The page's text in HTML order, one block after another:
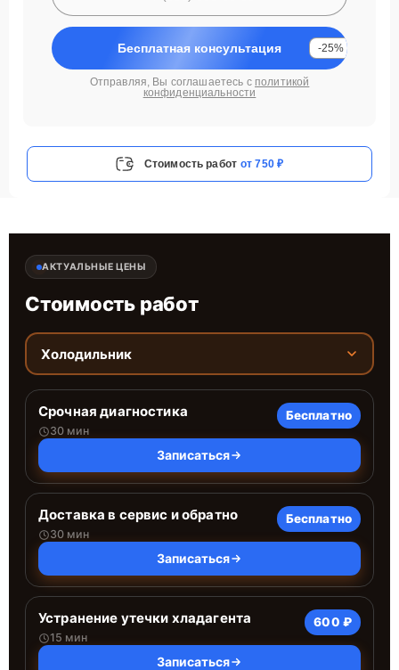
Бесплатная консультация -25%
Отправляя, Вы соглашаетесь с политикой
конфиденциальности
Стоимость работ от 750 ₽
АКТУАЛЬНЫЕ ЦЕНЫ
Стоимость работ
Холодильник
Срочная диагностика
30 мин
Бесплатно
Записаться
Доставка в сервис и обратно
30 мин
Бесплатно
Записаться
Устранение утечки хладагента
15 мин
600 ₽
Записаться